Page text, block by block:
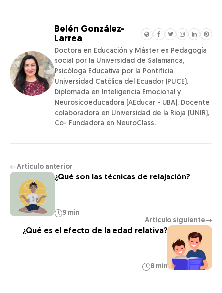
Belén González-
Larrea
Doctora en Educación y Máster en Pedagogía
social por la Universidad de Salamanca,
Psicóloga Educativa por la Pontificia
Universidad Católica del Ecuador (PUCE).
Diplomada en Inteligencia Emocional y
Neurosicoeducadora (AEducar - UBA). Docente
colaboradora en Universidad de la Rioja (UNIR),
Co- Fundadora en NeuroClass.
←Artículo anterior
¿Qué son las técnicas de relajación?
9 min
Artículo siguiente→
¿Qué es el efecto de la edad relativa?
8 min